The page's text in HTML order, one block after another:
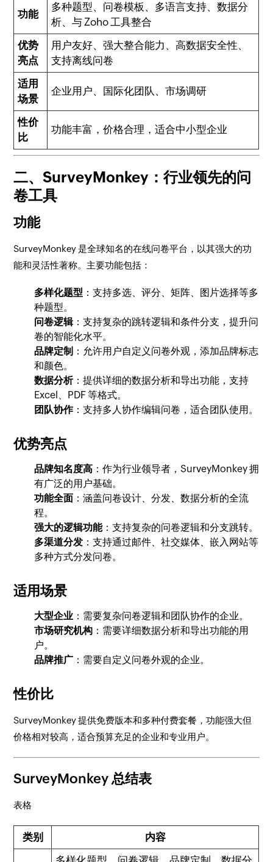
功能
多种题型、问卷模板、多语言支持、数据分
析、与 Zoho 工具整合
优势
亮点
用户友好、强大整合能力、高数据安全性、
支持离线问卷
适用
场景
企业用户、国际化团队、市场调研
性价
比
功能丰富，价格合理，适合中小型企业
二、SurveyMonkey：行业领先的问
卷工具
功能
SurveyMonkey 是全球知名的在线问卷平台，以其强大的功
能和灵活性著称。主要功能包括：
多样化题型 ：支持多选、评分、矩阵、图片选择等多
种题型。
问卷逻辑：支持复杂的跳转逻辑和条件分支，提升问
卷的智能化水平。
品牌定制 ：允许用户自定义问卷外观，添加品牌标志
和颜色。
数据分析：提供详细的数据分析和导出功能，支持
Excel、PDF 等格式。
团队协作：支持多人协作编辑问卷，适合团队使用。
优势亮点
品牌知名度高 ：作为行业领导者，SurveyMonkey 拥
有广泛的用户基础。
功能全面 ：涵盖问卷设计、分发、数据分析的全流
程。
强大的逻辑功能：支持复杂的问卷逻辑和分支跳转。
多渠道分发 ：支持通过邮件、社交媒体、嵌入网站等
多种方式分发问卷。
适用场景
大型企业 ：需要复杂问卷逻辑和团队协作的企业。
市场研究机构 ：需要详细数据分析和导出功能的用
户。
品牌推广 ：需要自定义问卷外观的企业。
性价比
SurveyMonkey 提供免费版本和多种付费套餐，功能强大但
价格相对较高，适合预算充足的企业和专业用户。
SurveyMonkey 总结表
表格
类别 内容